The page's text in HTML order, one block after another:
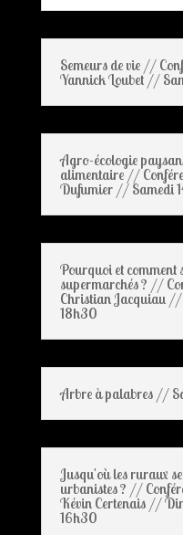
Semeurs de vie //
Yannick Loubet //
Agro-écologie
alimentaire //
Dufumier // Samedi
Pourquoi et comment
supermarchés ? //
Christian Jacquiau
18h30
Arbre à palabres //
Jusqu'où les ruraux
urbanistes ? //
Kévin Certenais //
16h30